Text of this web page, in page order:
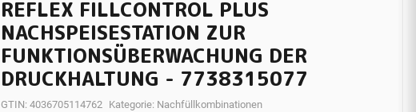
REFLEX FILLCONTROL PLUS
NACHSPEISESTATION ZUR
FUNKTIONSÜBERWACHUNG DER
DRUCKHALTUNG - 7738315077
GTIN: 4036705114762 Kategorie: Nachfüllkombinationen